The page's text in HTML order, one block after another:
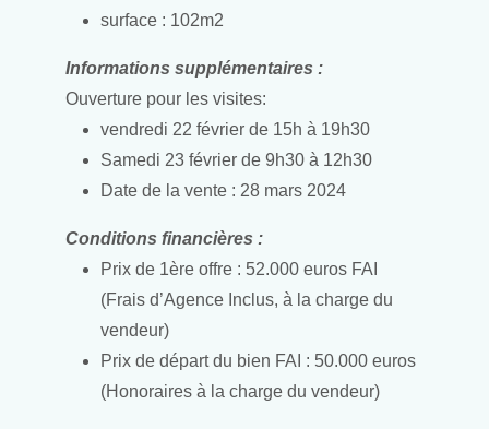
surface : 102m2
Informations supplémentaires :
Ouverture pour les visites:
vendredi 22 février de 15h à 19h30
Samedi 23 février de 9h30 à 12h30
Date de la vente : 28 mars 2024
Conditions financières :
Prix de 1ère offre : 52.000 euros FAI
(Frais d’Agence Inclus, à la charge du
vendeur)
Prix de départ du bien FAI : 50.000 euros
(Honoraires à la charge du vendeur)